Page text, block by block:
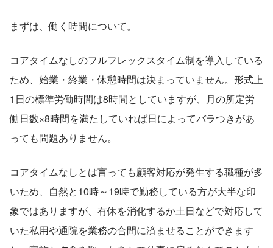
まずは、働く時間について。
コアタイムなしのフルフレックスタイム制を導入している
ため、始業・終業・休憩時間は決まっていません。形式上
1日の標準労働時間は8時間としていますが、月の所定労
働日数×8時間を満たしていれば日によってバラつきがあ
っても問題ありません。
コアタイムなしとは言っても顧客対応が発生する職種が多
いため、自然と10時～19時で勤務している方が大半な印
象ではありますが、有休を消化するか土日などで対応して
いた私用や通院を業務の合間に済ませることができます